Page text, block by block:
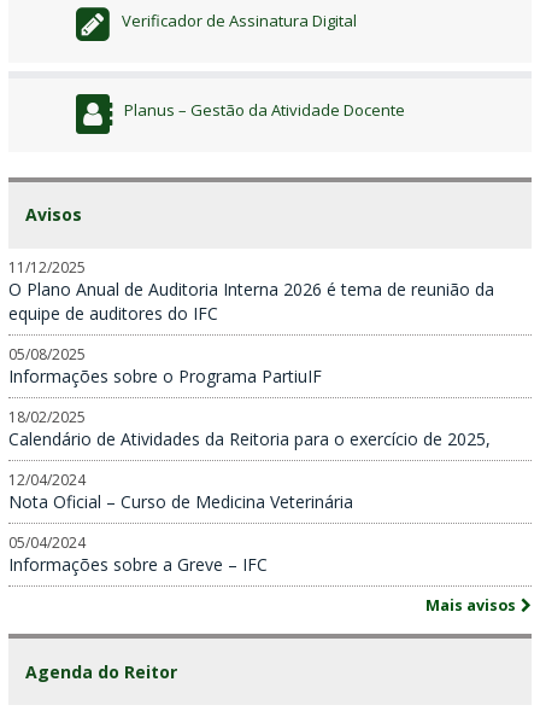
Avisos
11/12/2025
O Plano Anual de Auditoria Interna 2026 é tema de reunião da
equipe de auditores do IFC
05/08/2025
Informações sobre o Programa PartiuIF
18/02/2025
Calendário de Atividades da Reitoria para o exercício de 2025,
12/04/2024
Nota Oficial – Curso de Medicina Veterinária
05/04/2024
Informações sobre a Greve – IFC
Mais avisos
Agenda do Reitor
Verificador de Assinatura Digital
Planus – Gestão da Atividade Docente